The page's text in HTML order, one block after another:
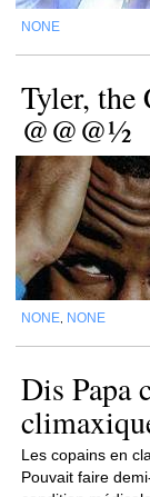
NONE
Tyler, the
@@@½
NONE NONE
Dis Papa
Les copains en
Pouvait faire